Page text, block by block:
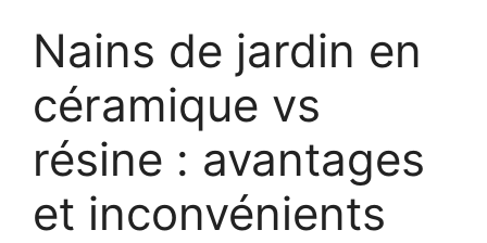
Nains de jardin en
céramique vs
résine : avantages
et inconvénients